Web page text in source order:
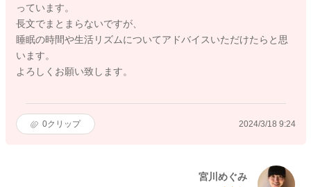
っています。
長文でまとまらないですが、
睡眠の時間や生活リズムについてアドバイスいただけたらと思
います。
よろしくお願い致します。
0クリップ 2024/3/18 9:24
宮川めぐみ